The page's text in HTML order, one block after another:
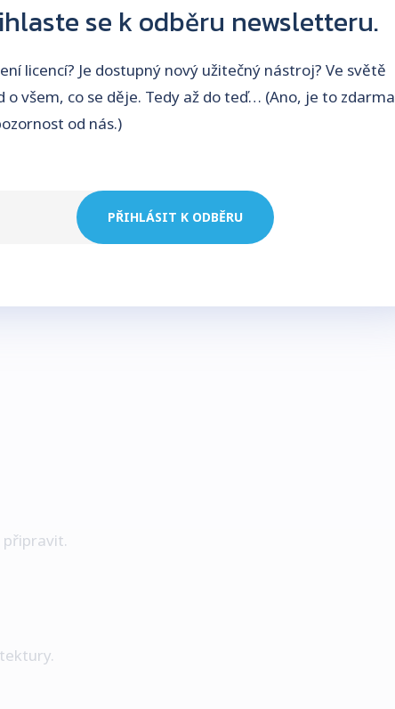
se k odběru newsletteru.
licencí? Je dostupný nový užitečný nástroj? Ve světě
všem, co se děje. Tedy až do teď… (Ano, je to zdarma
od nás.)
PŘIHLÁSIT K ODBĚRU
mít
připravit.